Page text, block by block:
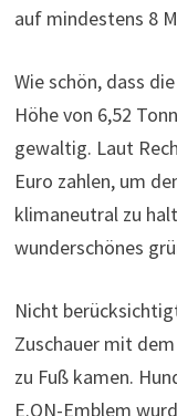
auf mindestens 8
Wie schön, dass
Höhe von 6,52
gewaltig. Laut
Euro zahlen, um
klimaneutral zu
wunderschönes
Nicht
Zuschauer mit
zu Fuß kamen.
E.ON-Emblem